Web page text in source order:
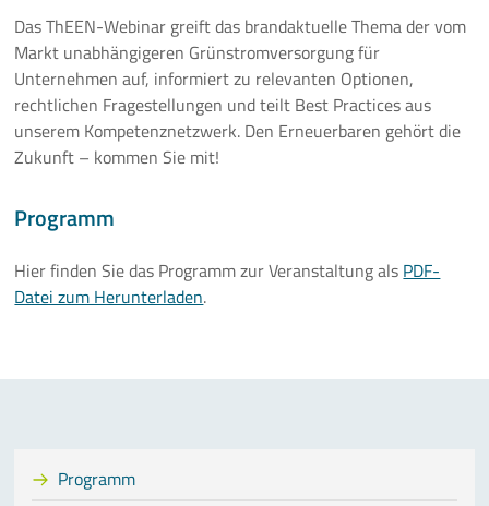
ThEEN-Talk
Politische Formate
Presseevents
Aktuelles
Mehr
Das ThEEN-Webinar greift das brandaktuelle Thema der vom
Markt unabhängigeren Grünstromversorgung für
Unternehmen auf, informiert zu relevanten Optionen,
rechtlichen Fragestellungen und teilt Best Practices aus
unserem Kompetenznetzwerk. Den Erneuerbaren gehört die
Zukunft – kommen Sie mit!
Programm
Hier finden Sie das Programm zur Veranstaltung als PDF-
Datei zum Herunterladen.
Programm